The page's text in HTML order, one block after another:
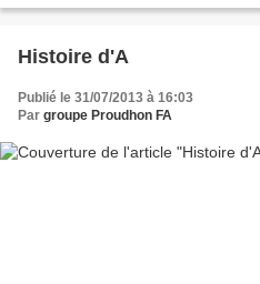
Histoire d'A
Publié le 31/07/2013 à 16:03
Par groupe Proudhon FA